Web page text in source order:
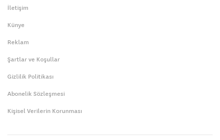
İletişim
Künye
Reklam
Şartlar ve Koşullar
Gizlilik Politikası
Abonelik Sözleşmesi
Kişisel Verilerin Korunması